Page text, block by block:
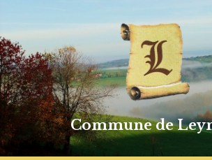
content
main
navigation
footer
Commune de